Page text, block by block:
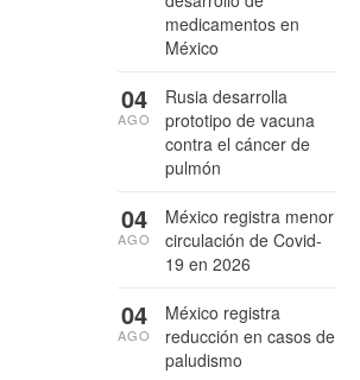
medicamentos en
México
Rusia desarrolla
prototipo de vacuna
contra el cáncer de
pulmón
04
AGO
México registra menor
circulación de Covid-
19 en 2026
04
AGO
México registra
reducción en casos de
paludismo
04
AGO